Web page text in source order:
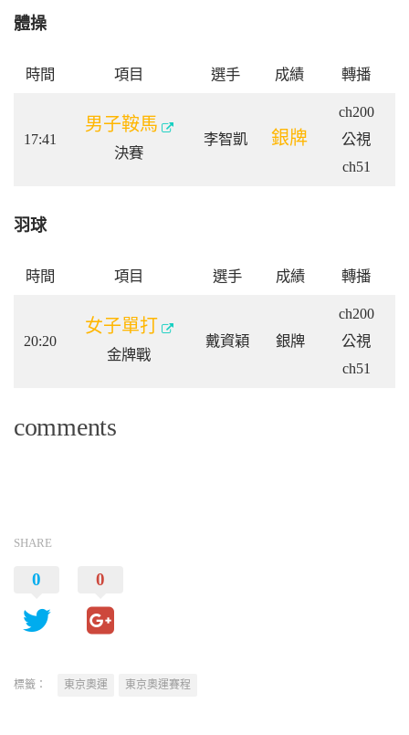
體操
時間 項目 選手 成績 轉播
17:41
男子鞍馬
決賽
李智凱 銀牌
ch200
公視
ch51
羽球
時間 項目 選手 成績 轉播
20:20
女子單打
金牌戰
戴資穎 銀牌
ch200
公視
ch51
comments
SHARE
0 0
標籤： 東京奧運 東京奧運賽程